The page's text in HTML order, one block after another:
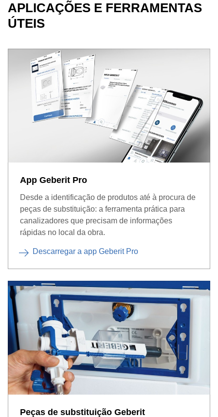
APLICAÇÕES E FERRAMENTAS
ÚTEIS
App Geberit Pro
Desde a identificação de produtos até à procura de
peças de substituição: a ferramenta prática para
canalizadores que precisam de informações
rápidas no local da obra.
Descarregar a app Geberit Pro
Peças de substituição Geberit